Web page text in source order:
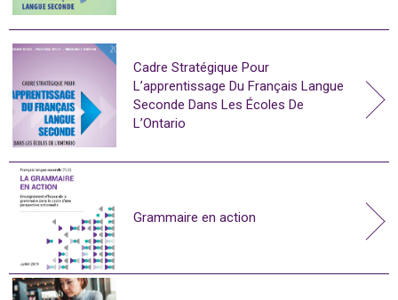
Cadre Stratégique Pour
L’apprentissage Du Français Langue
Seconde Dans Les Écoles De
L’Ontario
Grammaire en action